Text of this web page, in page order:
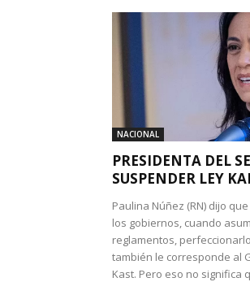
NACIONAL
PRESIDENTA DEL
SUSPENDER LEY
Paulina Núñez (RN) dijo
los gobiernos, cuando
reglamentos,
también le corresponde al
Kast. Pero eso no significa